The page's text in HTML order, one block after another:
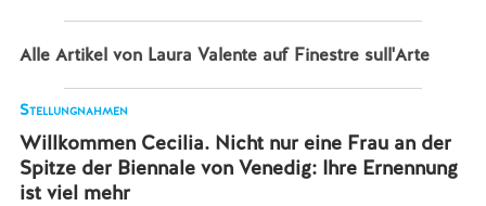
Alle Artikel von Laura Valente auf Finestre sull'Arte
Stellungnahmen
Willkommen Cecilia. Nicht nur eine Frau an der
Spitze der Biennale von Venedig: Ihre Ernennung
ist viel mehr